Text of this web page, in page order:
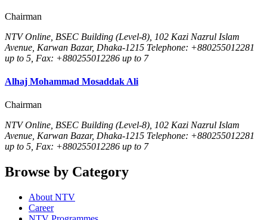
Chairman
NTV Online, BSEC Building (Level-8), 102 Kazi Nazrul Islam
Avenue, Karwan Bazar, Dhaka-1215 Telephone: +880255012281
up to 5, Fax: +880255012286 up to 7
Alhaj Mohammad Mosaddak Ali
Chairman
NTV Online, BSEC Building (Level-8), 102 Kazi Nazrul Islam
Avenue, Karwan Bazar, Dhaka-1215 Telephone: +880255012281
up to 5, Fax: +880255012286 up to 7
Browse by Category
About NTV
Career